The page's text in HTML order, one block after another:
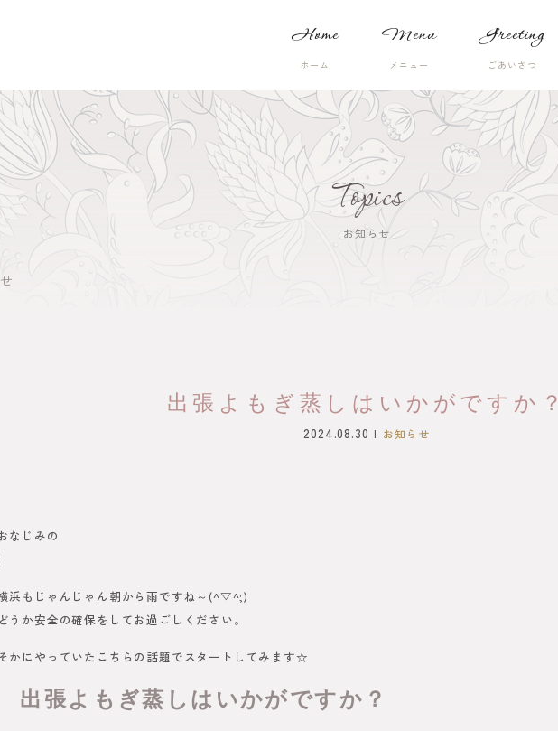
Home Menu Greeting
Topics
お知らせ
出張よもぎ蒸しはいかがですか？
2024.08.30 お知らせ
なじみの
浜もじゃんじゃん朝から雨ですね～(^▽^;)
か安全の確保をしてお過ごしください。
かにやっていたこちらの話題でスタートしてみます☆
出張よもぎ蒸しはいかがですか？